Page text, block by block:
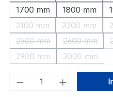
1700 mm
1800 mm
2100 mm
(Diese Option ist zurzeit
2200 mm
(Diese
2500 mm
(Diese Option ist zurzeit
2600 mm
(Diese
2900 mm
(Diese Option ist zurzeit
3000 mm
(Diese
Produkt Anzahl: